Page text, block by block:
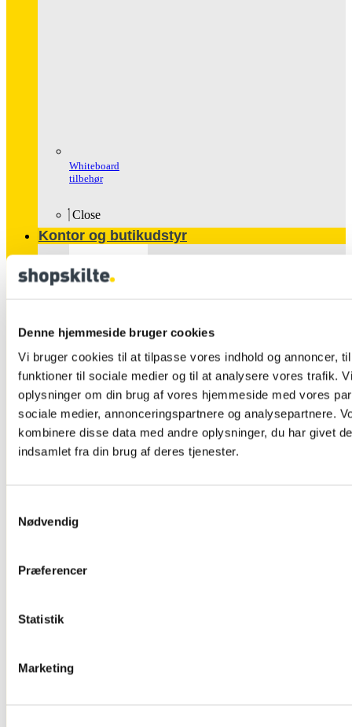
Denne hjemmeside bruger cookies
Vi bruger cookies til at tilpasse vores indhold og annoncer,
funktioner til sociale medier og til at analysere vores trafik.
oplysninger om din brug af vores hjemmeside med vores
sociale medier, annonceringspartnere og analysepartnere.
kombinere disse data med andre oplysninger, du har givet
indsamlet fra din brug af deres tjenester.
Nødvendig
Præferencer
Statistik
Marketing
Whiteboard
tilbehør
Close
Kontor og butikudstyr
Populære
produkter
Og Tv Stand
Dørskilte ,
Infoskilte
Kontorartikler
Se Alt
Kontor/butikudstyr